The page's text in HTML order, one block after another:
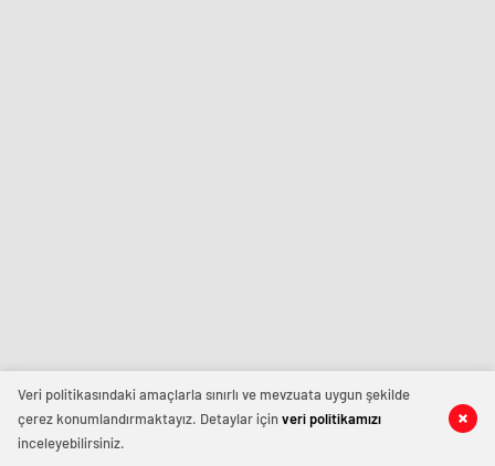
Veri politikasındaki amaçlarla sınırlı ve mevzuata uygun şekilde
çerez konumlandırmaktayız. Detaylar içinveri politikamızı
inceleyebilirsiniz.